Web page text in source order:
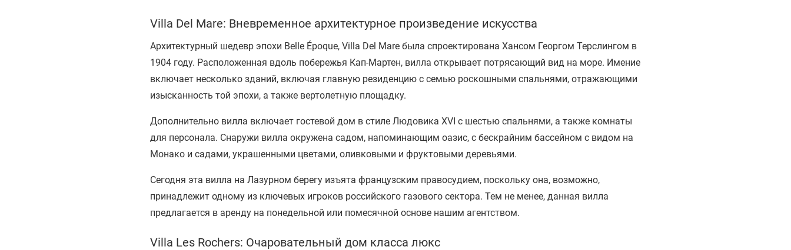
Villa Del Mare: Вневременное архитектурное произведение искусства
Архитектурный шедевр эпохи Belle Époque, Villa Del Mare была спроектирована Хансом Георгом Терслингом в
1904 году. Расположенная вдоль побережья Кап-Мартен, вилла открывает потрясающий вид на море. Имение
включает несколько зданий, включая главную резиденцию с семью роскошными спальнями, отражающими
изысканность той эпохи, а также вертолетную площадку.
Дополнительно вилла включает гостевой дом в стиле Людовика XVI с шестью спальнями, а также комнаты
для персонала. Снаружи вилла окружена садом, напоминающим оазис, с бескрайним бассейном с видом на
Монако и садами, украшенными цветами, оливковыми и фруктовыми деревьями.
Сегодня эта вилла на Лазурном берегу изъята французским правосудием, поскольку она, возможно,
принадлежит одному из ключевых игроков российского газового сектора. Тем не менее, данная вилла
предлагается в аренду на понедельной или помесячной основе нашим агентством.
Villa Les Rochers: Очаровательный дом класса люкс